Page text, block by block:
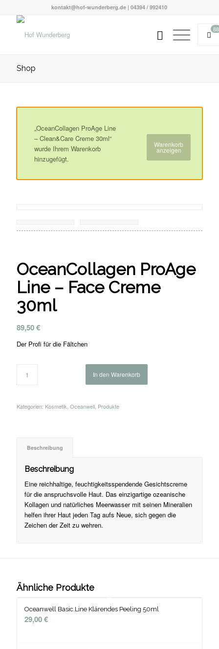
kontakt@hof-wunderberg.de | 04394 / 992410
88
Shop
„OceanCollagen ProAge Line
– Clean&Care Creme 30ml“
wurde Ihrem Warenkorb
hinzugefügt.
Warenkorb
anzeigen
OceanCollagen ProAge
Line – Face Creme
30ml
89,50€
Der Profi für die Fältchen
In den Warenkorb
Kategorien: Kosmetik Oceanwell, Produkte
Beschreibung
Beschreibung
Eine reichhaltige, feuchtigkeitsspendende Gesichtscreme
für die anspruchsvolle Haut. Das einzigartige ozeanische
Kollagen und natürliches Meerwasser mit seinen Mineralien
helfen ihrer Haut jeden Tag aufs Neue, sich gegen die
Zeichen der Zeit zu wehren.
Ähnliche Produkte
Oceanwell Basic.Line Klärendes Peeling 50ml
29,00€